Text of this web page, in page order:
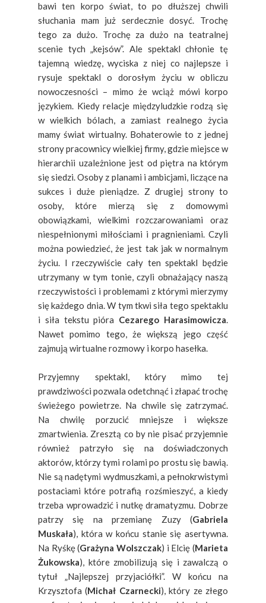
bawi ten korpo świat, to po dłuższej chwili
słuchania mam już serdecznie dosyć. Trochę
tego za dużo. Trochę za dużo na teatralnej
scenie tych „kejsów”. Ale spektakl chłonie tę
tajemną wiedzę, wyciska z niej co najlepsze i
rysuje spektakl o dorosłym życiu w obliczu
nowoczesności – mimo że wciąż mówi korpo
językiem. Kiedy relacje międzyludzkie rodzą się
w wielkich bólach, a zamiast realnego życia
mamy świat wirtualny. Bohaterowie to z jednej
strony pracownicy wielkiej firmy, gdzie miejsce w
hierarchii uzależnione jest od piętra na którym
się siedzi. Osoby z planami i ambicjami, liczące na
sukces i duże pieniądze. Z drugiej strony to
osoby, które mierzą się z domowymi
obowiązkami, wielkimi rozczarowaniami oraz
niespełnionymi miłościami i pragnieniami. Czyli
można powiedzieć, że jest tak jak w normalnym
życiu. I rzeczywiście cały ten spektakl będzie
utrzymany w tym tonie, czyli obnażający naszą
rzeczywistości i problemami z którymi mierzymy
się każdego dnia. W tym tkwi siła tego spektaklu
i siła tekstu pióra Cezarego Harasimowicza.
Nawet pomimo tego, że większą jego część
zajmują wirtualne rozmowy i korpo hasełka.
Przyjemny spektakl, który mimo tej
prawdziwości pozwala odetchnąć i złapać trochę
świeżego powietrze. Na chwile się zatrzymać.
Na chwilę porzucić mniejsze i większe
zmartwienia. Zresztą co by nie pisać przyjemnie
również patrzyło się na doświadczonych
aktorów, którzy tymi rolami po prostu się bawią.
Nie są nadętymi wydmuszkami, a pełnokrwistymi
postaciami które potrafią rozśmieszyć, a kiedy
trzeba wprowadzić i nutkę dramatyzmu. Dobrze
patrzy się na przemianę Zuzy (Gabriela
Muskała), która w końcu stanie się asertywna.
Na Ryśkę (Grażyna Wolszczak) i Elcię (Marieta
Żukowska), które zmobilizują się i zawalczą o
tytuł „Najlepszej przyjaciółki”. W końcu na
Krzysztofa (Michał Czarnecki), który ze złego